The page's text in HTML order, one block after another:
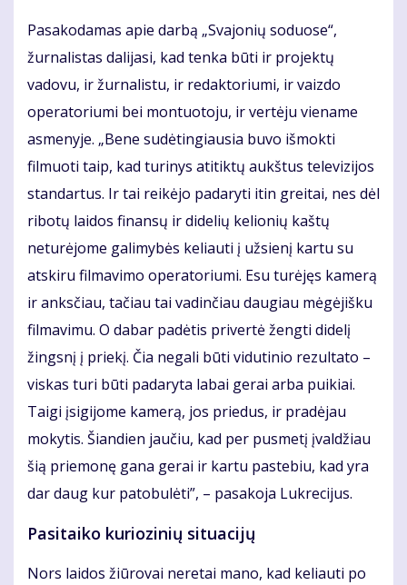
Pasakodamas apie darbą „Svajonių soduose“,
žurnalistas dalijasi, kad tenka būti ir projektų
vadovu, ir žurnalistu, ir redaktoriumi, ir vaizdo
operatoriumi bei montuotoju, ir vertėju viename
asmenyje. „Bene sudėtingiausia buvo išmokti
filmuoti taip, kad turinys atitiktų aukštus televizijos
standartus. Ir tai reikėjo padaryti itin greitai, nes dėl
ribotų laidos finansų ir didelių kelionių kaštų
neturėjome galimybės keliauti į užsienį kartu su
atskiru filmavimo operatoriumi. Esu turėjęs kamerą
ir anksčiau, tačiau tai vadinčiau daugiau mėgėjišku
filmavimu. O dabar padėtis privertė žengti didelį
žingsnį į priekį. Čia negali būti vidutinio rezultato –
viskas turi būti padaryta labai gerai arba puikiai.
Taigi įsigijome kamerą, jos priedus, ir pradėjau
mokytis. Šiandien jaučiu, kad per pusmetį įvaldžiau
šią priemonę gana gerai ir kartu pastebiu, kad yra
dar daug kur patobulėti”, – pasakoja Lukrecijus.
Pasitaiko kuriozinių situacijų
Nors laidos žiūrovai neretai mano, kad keliauti po